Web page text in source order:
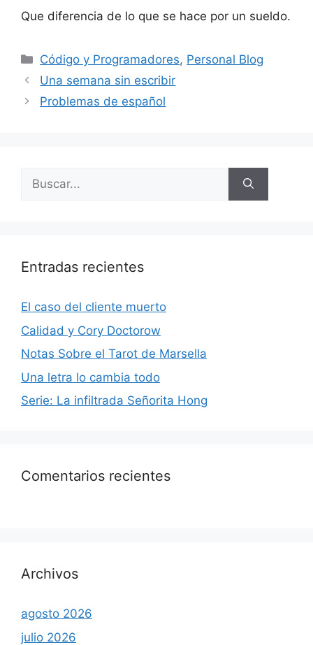
Que diferencia de lo que se hace por un sueldo.
Categorías
Código y Programadores, Personal Blog
Una semana sin escribir
Problemas de español
Buscar:
Entradas recientes
El caso del cliente muerto
Calidad y Cory Doctorow
Notas Sobre el Tarot de Marsella
Una letra lo cambia todo
Serie: La infiltrada Señorita Hong
Comentarios recientes
Archivos
agosto 2026
julio 2026